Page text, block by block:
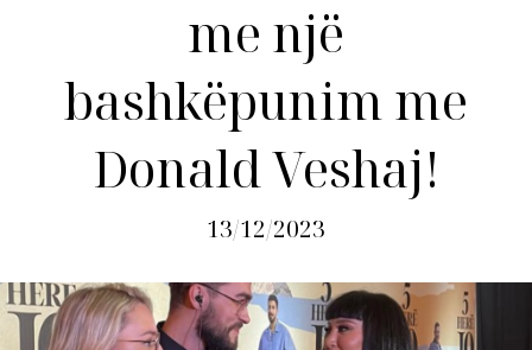
me një
bashkëpunim me
Donald Veshaj!
13/12/2023